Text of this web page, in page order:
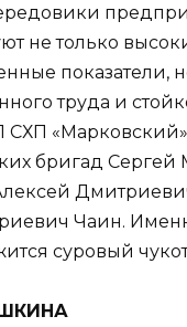
не только
показатели,
труда и
СХП
бригад Сергей
Чаин.
суровый